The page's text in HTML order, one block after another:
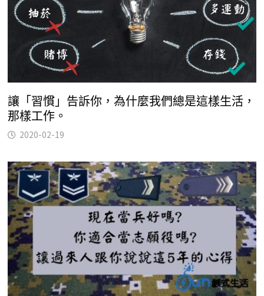
讓「習慣」告訴你，為什麼我們總是這樣生活，
那樣工作。
2020-02-19